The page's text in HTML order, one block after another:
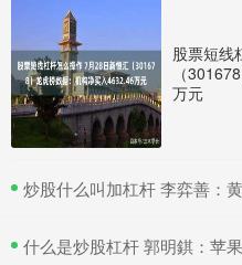
股票短线
（
万元
炒股什么叫加杠杆 李弈善：
什么是炒股杠杆 郭明錤：苹果在憋“大招”，